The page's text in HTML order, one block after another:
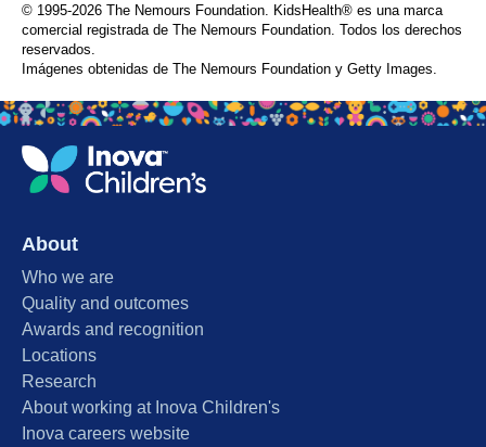
© 1995-2026 The Nemours Foundation. KidsHealth® es una marca
comercial registrada de The Nemours Foundation. Todos los derechos
reservados.
Imágenes obtenidas de The Nemours Foundation y Getty Images.
About
Who we are
Quality and outcomes
Awards and recognition
Locations
Research
About working at Inova Children's
Inova careers website